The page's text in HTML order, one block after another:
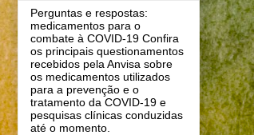
Perguntas e respostas:
medicamentos para o
combate à COVID-19 Confira
os principais questionamentos
recebidos pela Anvisa sobre
os medicamentos utilizados
para a prevenção e o
tratamento da COVID-19 e
pesquisas clínicas conduzidas
até o momento.